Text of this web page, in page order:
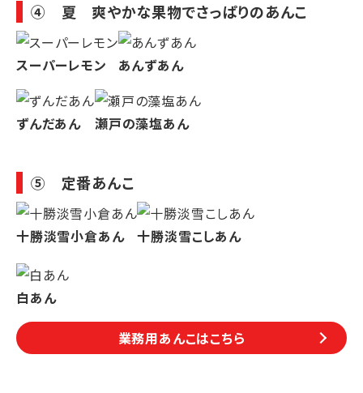
④ 夏 爽やかな果物でさっぱりのあんこ
スーパーレモン あんずあん
ずんだあん 瀬戸の藻塩あん
⑤ 定番あんこ
十勝淡雪小倉あん 十勝淡雪こしあん
白あん
業務用あんこはこちら